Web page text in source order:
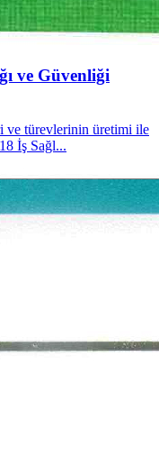
ve Güvenliği
ve türevlerinin üretimi ile
İş Sağl...